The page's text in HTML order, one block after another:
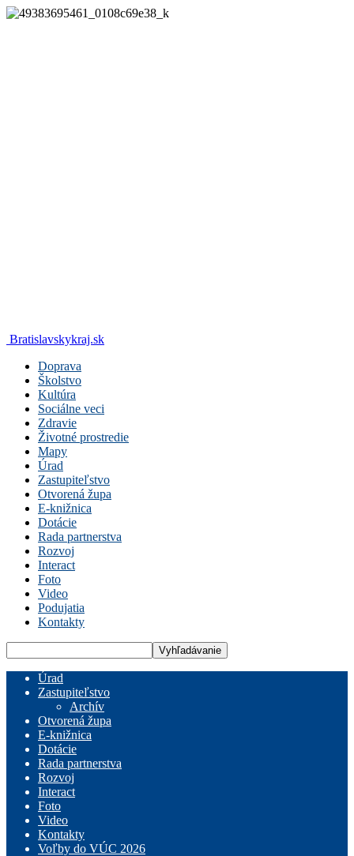
Bratislavskykraj.sk
Doprava
Školstvo
Kultúra
Sociálne veci
Zdravie
Životné prostredie
Mapy
Úrad
Zastupiteľstvo
Otvorená župa
E-knižnica
Dotácie
Rada partnerstva
Rozvoj
Interact
Foto
Video
Podujatia
Kontakty
Úrad
Zastupiteľstvo
Archív
Otvorená župa
E-knižnica
Dotácie
Rada partnerstva
Rozvoj
Interact
Foto
Video
Kontakty
Voľby do VÚC 2026